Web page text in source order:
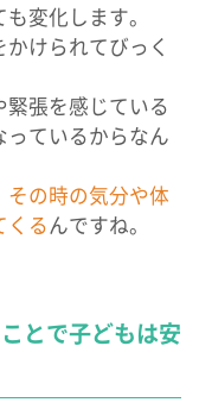
変化します。
けられてびっく
張を感じている
っているからなん
の時の気分や体
くるんですね。
とで子どもは安